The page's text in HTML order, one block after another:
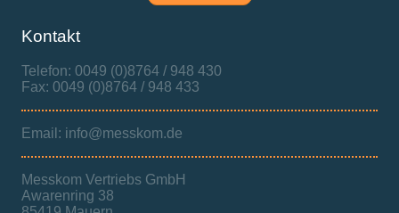
Kontakt
Telefon: 0049 (0)8764 / 948 430
Fax: 0049 (0)8764 / 948 433
Email: info@messkom.de
Messkom Vertriebs GmbH
Awarenring 38